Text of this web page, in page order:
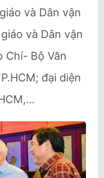
và Dân vận
và Dân vận
Chí- Bộ Văn
đại diện